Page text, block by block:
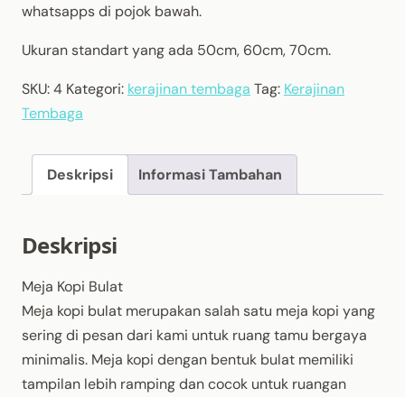
whatsapps di pojok bawah.
Ukuran standart yang ada 50cm, 60cm, 70cm.
SKU:4 Kategori: kerajinan tembaga Tag: Kerajinan
Tembaga
Deskripsi Informasi Tambahan
Deskripsi
Meja Kopi Bulat
Meja kopi bulat merupakan salah satu meja kopi yang
sering di pesan dari kami untuk ruang tamu bergaya
minimalis. Meja kopi dengan bentuk bulat memiliki
tampilan lebih ramping dan cocok untuk ruangan